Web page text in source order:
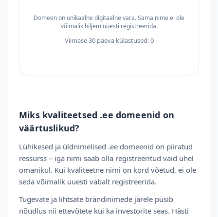
Domeen on unikaalne digitaalne vara. Sama nime ei ole
võimalik hiljem uuesti registreerida.
Viimase 30 päeva külastused: 0
Miks kvaliteetsed .ee domeenid on
väärtuslikud?
Lühikesed ja üldnimelised .ee domeenid on piiratud
ressurss – iga nimi saab olla registreeritud vaid ühel
omanikul. Kui kvaliteetne nimi on kord võetud, ei ole
seda võimalik uuesti vabalt registreerida.
Tugevate ja lihtsate brändinimede järele püsib
nõudlus nii ettevõtete kui ka investorite seas. Hästi